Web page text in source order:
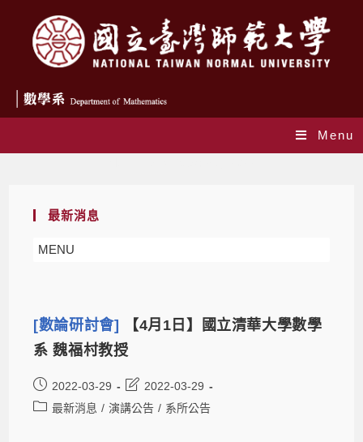
Menu
最新消息
MENU
[數論研討會]
【4月1日】國立清華大學數學
系 魏福村教授
2022-03-29
2022-03-29
最新消息 / 演講公告 / 系所公告